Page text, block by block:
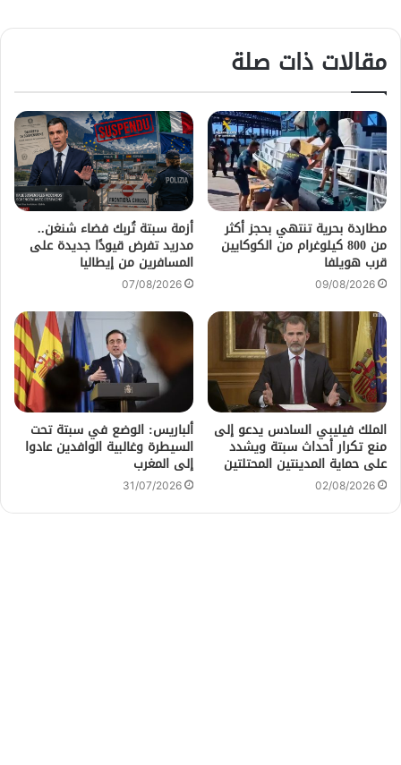
مقالات ذات صلة
مطاردة بحرية تنتهي بحجز أكثر
من 800 كيلوغرام من الكوكايين
قرب هويلفا
09/08/2026
أزمة سبتة تُربك فضاء شنغن..
مدريد تفرض قيودًا جديدة على
المسافرين من إيطاليا
07/08/2026
الملك فيليبي السادس يدعو إلى
منع تكرار أحداث سبتة ويشدد
على حماية المدينتين المحتلتين
02/08/2026
ألباريس: الوضع في سبتة تحت
السيطرة وغالبية الوافدين عادوا
إلى المغرب
31/07/2026